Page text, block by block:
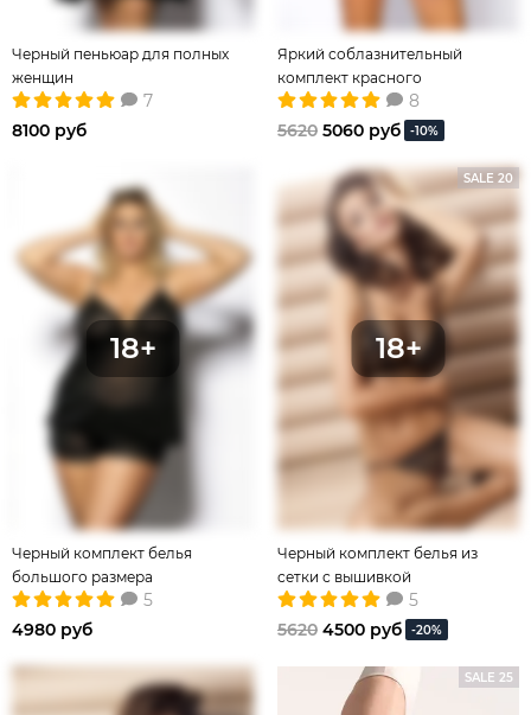
Черный пеньюар для полных
женщин
7
8100 руб
Яркий соблазнительный
комплект красного
эротического белья
8
5620 5060 руб -10%
Черный комплект белья
большого размера
5
4980 руб
SALE 20
Черный комплект белья из
сетки с вышивкой
5
5620 4500 руб -20%
SALE 25